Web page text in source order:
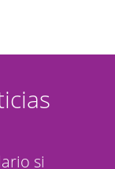
si